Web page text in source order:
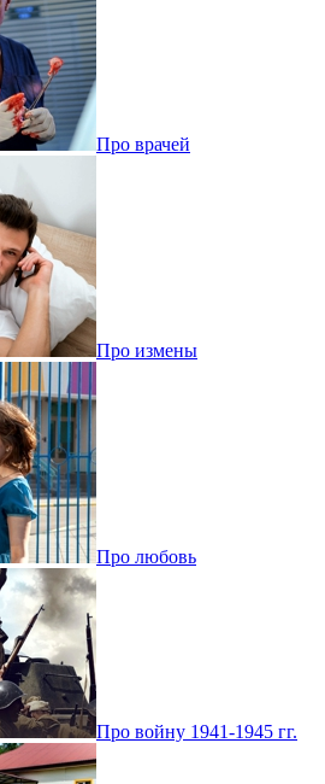
Про врачей
Про измены
Про любовь
Про войну 1941-1945 гг.